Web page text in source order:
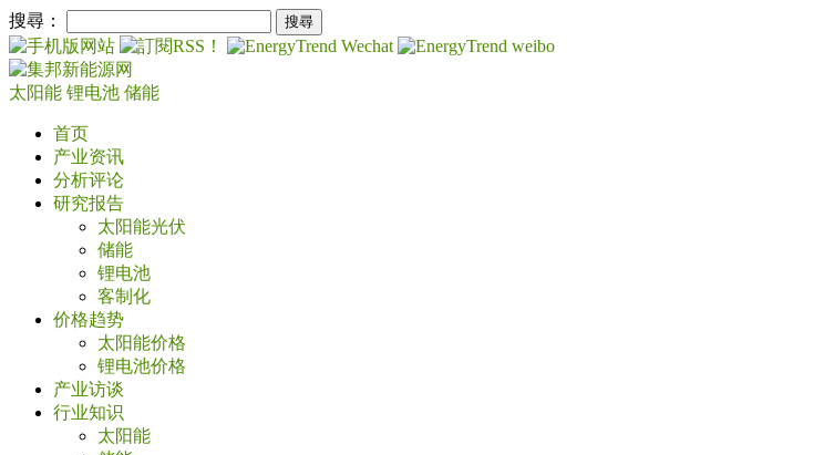
搜尋：
太阳能 锂电池 储能
首页
产业资讯
分析评论
研究报告
太阳能光伏
储能
锂电池
客制化
价格趋势
太阳能价格
锂电池价格
产业访谈
行业知识
太阳能